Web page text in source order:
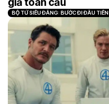
BỘ TỨ SIÊU ĐẲNG: BƯỚC ĐI ĐẦU TIÊN